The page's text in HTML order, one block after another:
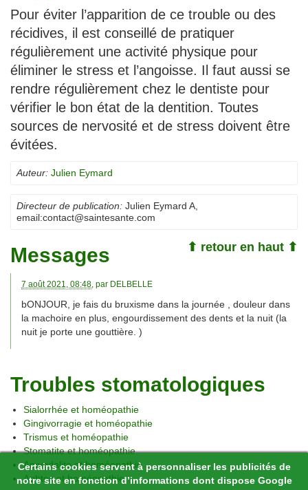
Certains cookies servent à personnaliser les publicités de
notre site en fonction d’informations dont dispose Google
Pour éviter l’apparition de ce trouble ou des
récidives, il est conseillé de pratiquer
régulièrement une activité physique pour
éliminer le stress et l’angoisse. Il faut aussi se
rendre régulièrement chez le dentiste pour
vérifier le bon état de la dentition. Toutes
sources de nervosité et de stress doivent être
évitées.
Auteur: Julien Eymard
Directeur de publication: Julien Eymard A,
email:contact@saintesante.com
⬆ retour en haut ⬆
Messages
7 août 2021, 08:48, par DELBELLE
bONJOUR, je fais du bruxisme dans la journée , douleur dans
la machoire en plus, engourdissement des dents et la nuit (la
nuit je porte une gouttière. )
Troubles stomatologiques
Sialorrhée et homéopathie
Gingivorragie et homéopathie
Trismus et homéopathie
Stomatite et homéopathie
Amygdalite et homéopathie
Aphtes et homéopathie